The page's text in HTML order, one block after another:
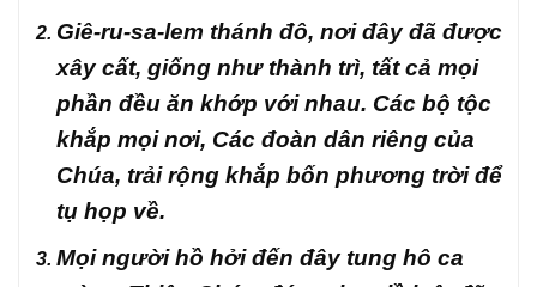
Giê-ru-sa-lem thánh đô, nơi đây đã được
xây cất, giống như thành trì, tất cả mọi
phần đều ăn khớp với nhau. Các bộ tộc
khắp mọi nơi, Các đoàn dân riêng của
Chúa, trải rộng khắp bốn phương trời để
tụ họp về.
Mọi người hồ hởi đến đây tung hô ca